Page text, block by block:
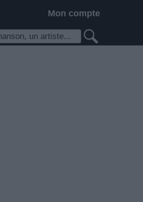
Mon compte